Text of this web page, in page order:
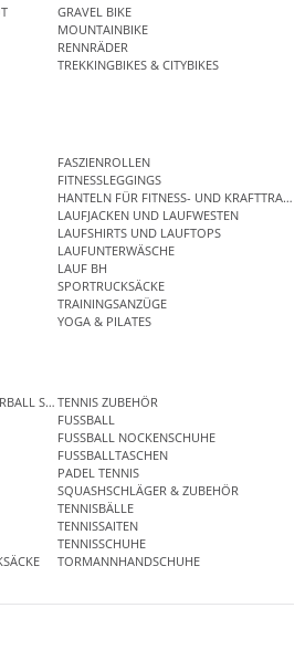
GRAVEL BIKE
MOUNTAINBIKE
RENNRÄDER
TREKKINGBIKES & CITYBIKES
FASZIENROLLEN
FITNESSLEGGINGS
HANTELN FÜR FITNESS- UND
LAUFJACKEN UND LAUFWESTEN
LAUFSHIRTS UND LAUFTOPS
LAUFUNTERWÄSCHE
LAUF BH
SPORTRUCKSÄCKE
TRAININGSANZÜGE
YOGA & PILATES
SETSTENNIS ZUBEHÖR
FUSSBALL
FUSSBALL NOCKENSCHUHE
FUSSBALLTASCHEN
PADEL TENNIS
SQUASHSCHLÄGER & ZUBEHÖR
TENNISBÄLLE
TENNISSAITEN
TENNISSCHUHE
TORMANNHANDSCHUHE